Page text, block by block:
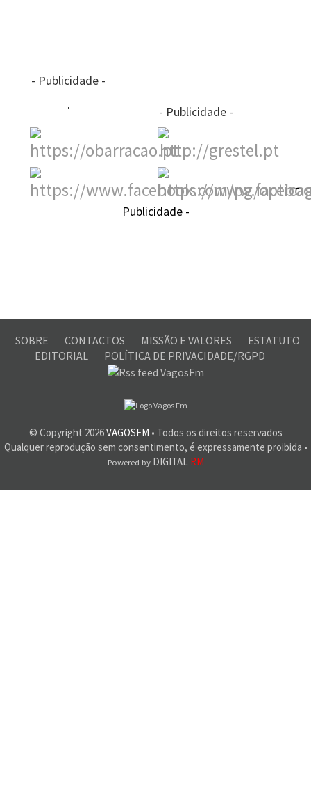
- Publicidade -
- Publicidade -
-
Publicidade -
SOBRE CONTACTOS MISSÃO E VALORES
ESTATUTO
EDITORIAL
POLÍTICA DE PRIVACIDADE/RGPD
© Copyright 2026VAGOSFM • Todos os direitos reservados
Qualquer reprodução sem consentimento, é expressamente proibida •
Powered byDIGITAL RM